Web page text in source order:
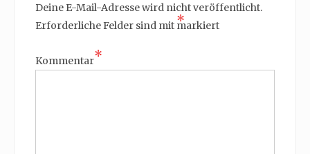
Deine E-Mail-Adresse wird nicht veröffentlicht.
Erforderliche Felder sind mit *
markiert
Kommentar*